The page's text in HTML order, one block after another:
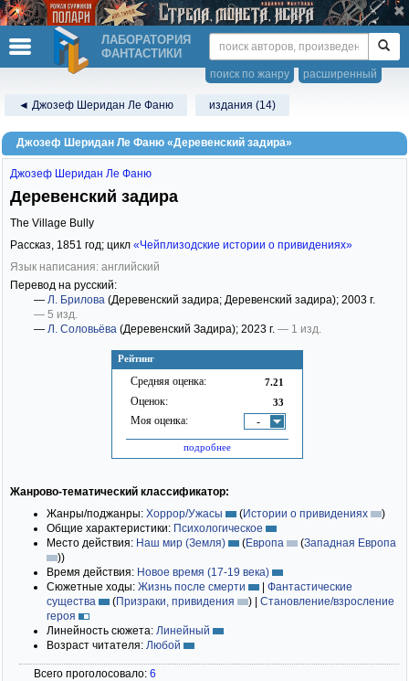
ЛАБОРАТОРИЯ
ФАНТАСТИКИ
расширенный
поиск по жанру
◄ Джозеф Шеридан Ле Фаню издания (14)
Джозеф Шеридан Ле Фаню «Деревенский зaдирa»
Рейтинг
Средняя оценка: 7.21
Оценок: 33
Моя оценка: -
подробнее
Джозеф Шеридан Ле Фаню
Деревенский зaдирa
The Village Bully
Рассказ, 1851 год; цикл «Чейплизодские истории о привидениях»
Язык написания: английский
Перевод на русский:
— Л. Брилова (Деревенский зaдирa; Деревенский задира); 2003 г.
— 5 изд.
— Л. Соловьёва (Деревенский Зaдирa); 2023 г. — 1 изд.
Жанрово-тематический классификатор:
Жанры/поджанры: Хоррор/Ужасы (Истории о привидениях
)
Общие характеристики: Психологическое
Место действия: Наш мир (Земля) (Европа (Западная Европа
))
Время действия: Новое время (17-19 века)
Сюжетные ходы: Жизнь после смерти | Фантастические
существа
(Призраки, привидения ) | Становление/взросление
героя
Линейность сюжета: Линейный
Возраст читателя: Любой
Всего проголосовало: 6